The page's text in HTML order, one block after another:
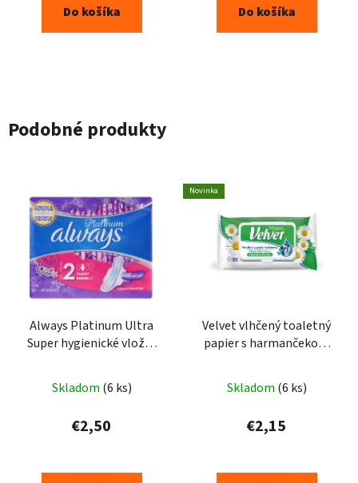
Do košíka Do košíka
Podobné produkty
Always Platinum Ultra
Super hygienické vložky
Skladom (6 ks)
€2,50
Novinka
Velvet vlhčený toaletný
papier s harmančekom
Skladom (6 ks)
€2,15